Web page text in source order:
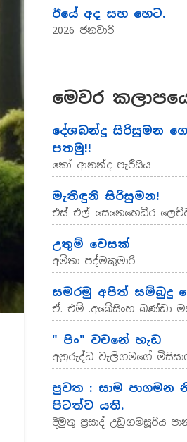
ඊයේ අද සහ හෙට.
2026 ජනවාරි
මෙවර
දේශබන්දු සිරිසුමන
පතමු!!
කෝ ආනන්ද පැරීසිය
මැතිඳුනි සිරිසුමන!
එස් එල් සෙනෙහෙධීර
උතුම් වෙසක්
අමිතා පද්මකුමාරි
සමරමු අපිත් සම්බුදු
ඒ. එම් .අබේසිංහ බණ්ඩා
" පිං" වචනේ හැඩ
අනුරුද්ධ වැලිගමගේ
පුවත : සාම
පිටත්ව යති.
දිමුතු ප්‍රසාද් උඩුගමසූරිය